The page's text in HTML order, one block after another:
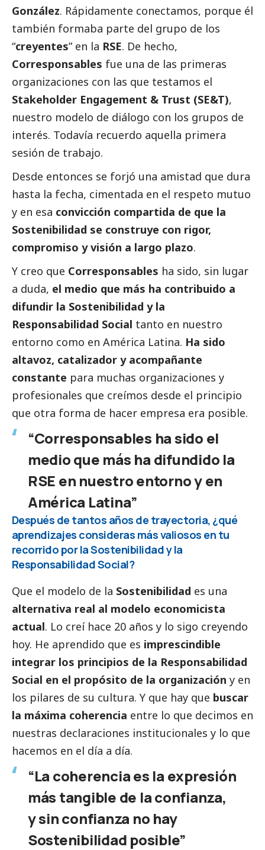
González. Rápidamente conectamos, porque él
también formaba parte del grupo de los
“creyentes” en la RSE. De hecho,
Corresponsables fue una de las primeras
organizaciones con las que testamos el
Stakeholder Engagement & Trust (SE&T),
nuestro modelo de diálogo con los grupos de
interés. Todavía recuerdo aquella primera
sesión de trabajo.
Desde entonces se forjó una amistad que dura
hasta la fecha, cimentada en el respeto mutuo
y en esa convicción compartida de que la
Sostenibilidad se construye con rigor,
compromiso y visión a largo plazo.
Y creo que Corresponsables ha sido, sin lugar
a duda, el medio que más ha contribuido a
difundir la Sostenibilidad y la
Responsabilidad Social tanto en nuestro
entorno como en América Latina. Ha sido
altavoz, catalizador y acompañante
constante para muchas organizaciones y
profesionales que creímos desde el principio
que otra forma de hacer empresa era posible.
“Corresponsables ha sido el
medio que más ha difundido la
RSE en nuestro entorno y en
América Latina”
Después de tantos años de trayectoria, ¿qué
aprendizajes consideras más valiosos en tu
recorrido por la Sostenibilidad y la
ResponsabilidadSocial?
Que el modelo de la Sostenibilidad es una
alternativa real al modelo economicista
actual. Lo creí hace 20 años y lo sigo creyendo
hoy. He aprendido que es imprescindible
integrar los principios de la Responsabilidad
Social en el propósito de la organización y en
los pilares de su cultura. Y que hay que buscar
la máxima coherencia entre lo que decimos en
nuestras declaraciones institucionales y lo que
hacemos en el día a día.
“La coherencia es la expresión
más tangible de la confianza,
y sin confianza no hay
Sostenibilidad posible”